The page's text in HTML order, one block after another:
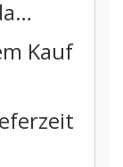
Kauf